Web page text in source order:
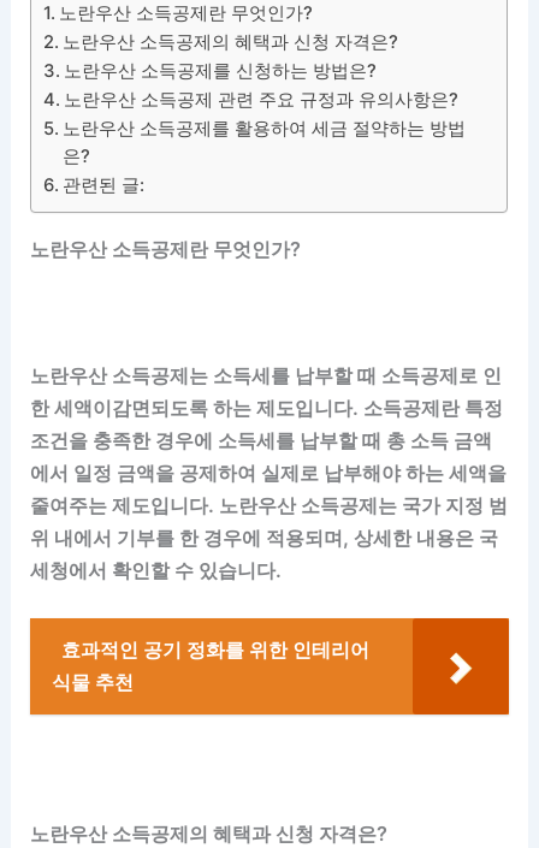
노란우산 소득공제란 무엇인가?
노란우산 소득공제의 혜택과 신청 자격은?
노란우산 소득공제를 신청하는 방법은?
노란우산 소득공제 관련 주요 규정과 유의사항은?
노란우산 소득공제를 활용하여 세금 절약하는 방법
은?
관련된 글:
노란우산 소득공제란 무엇인가?
노란우산 소득공제는 소득세를 납부할 때 소득공제로 인
한 세액이감면되도록 하는 제도입니다. 소득공제란 특정
조건을 충족한 경우에 소득세를 납부할 때 총 소득 금액
에서 일정 금액을 공제하여 실제로 납부해야 하는 세액을
줄여주는 제도입니다. 노란우산 소득공제는 국가 지정 범
위 내에서 기부를 한 경우에 적용되며, 상세한 내용은 국
세청에서 확인할 수 있습니다.
효과적인 공기 정화를 위한 인테리어
식물 추천
노란우산 소득공제의 혜택과 신청 자격은?